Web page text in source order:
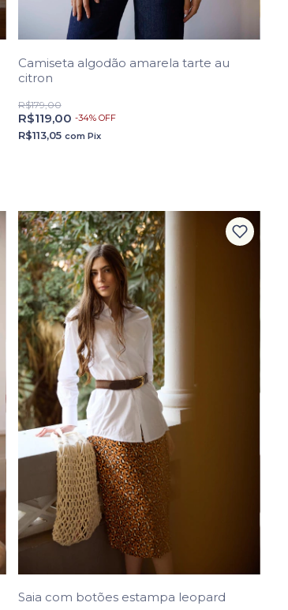
Camiseta algodão amarela tarte au
citron
R$119,00 -34% OFF
R$179,00
R$113,05 com Pix
Saia com botões estampa leopard